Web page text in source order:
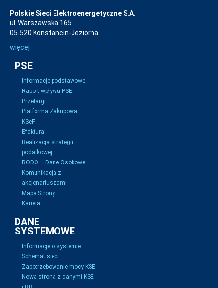
Polskie Sieci Elektroenergetyczne S.A.
ul. Warszawska 165
05-520 Konstancin-Jeziorna
więcej
PSE
Informacje podstawowe
Raport wpływu PSE
Przetargi
Platforma Zakupowa
KSeF
Efaktura
Realizacja strategii
podatkowej
RODO – Dane Osobowe
Komunikacja z
akcjonariuszami
Mapa Strony
Kariera
DANE
SYSTEMOWE
Informacje o systemie
Schemat sieci
Zapotrzebowanie mocy KSE
Nowa strona z danymi KSE